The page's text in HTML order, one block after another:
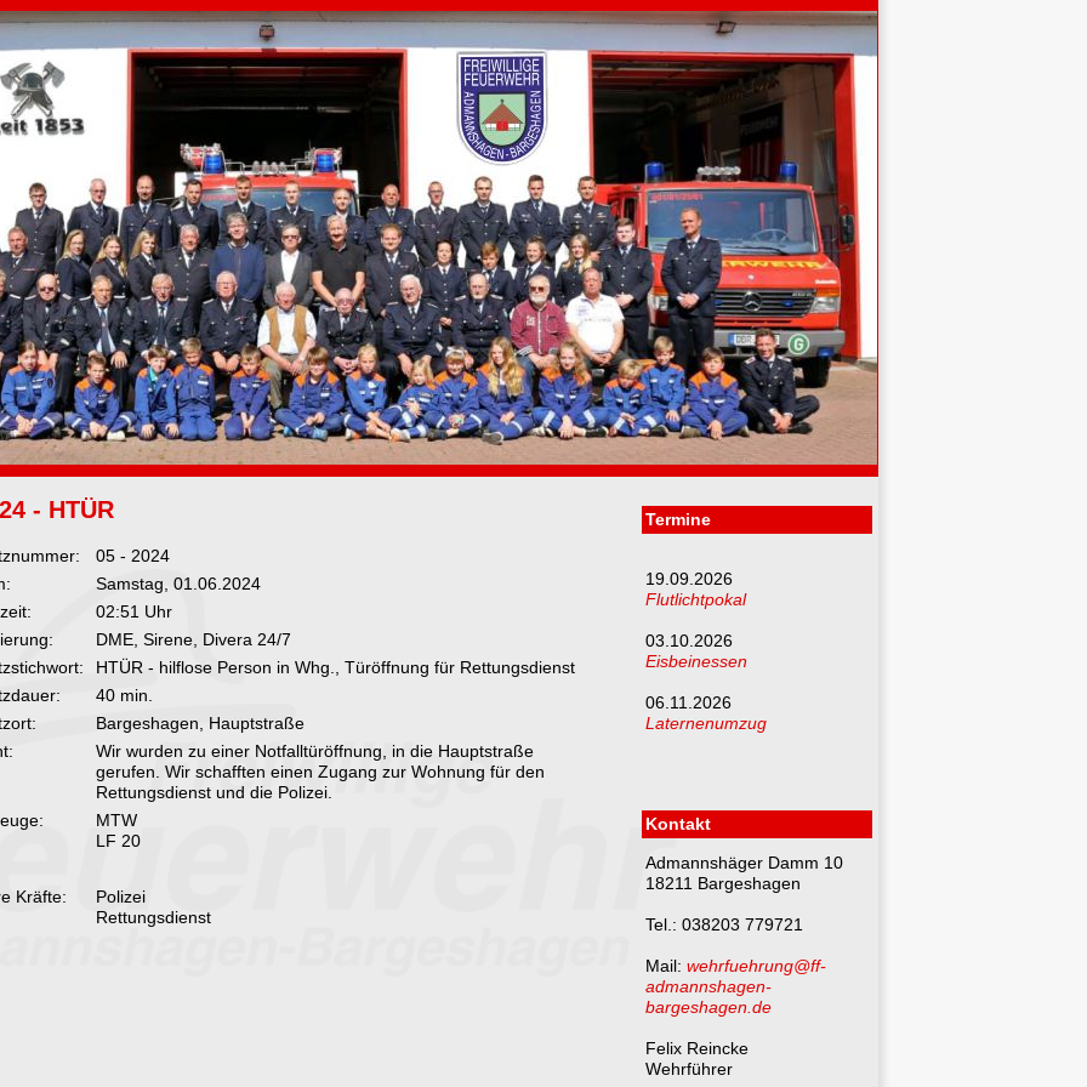
- HTÜR
05 - 2024
Samstag, 01.06.2024
02:51 Uhr
DME, Sirene, Divera 24/7
HTÜR - hilflose Person in Whg., Türöffnung für Rettungsdienst
40 min.
Bargeshagen, Hauptstraße
Wir wurden zu einer Notfalltüröffnung, in die Hauptstraße
gerufen. Wir schafften einen Zugang zur Wohnung für den
Rettungsdienst und die Polizei.
MTW
LF 20
Kräfte:
Polizei
Rettungsdienst
Termine
19.09.2026
Flutlichtpokal
03.10.2026
Eisbeinessen
06.11.2026
Laternenumzug
Kontakt
Admannshäger Damm 10
18211 Bargeshagen
Tel.: 038203 779721
Mail: wehrfuehrung@ff-
admannshagen-
bargeshagen.de
Felix Reincke
Wehrführer